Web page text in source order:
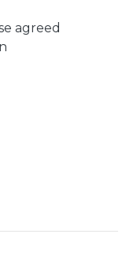
agreed